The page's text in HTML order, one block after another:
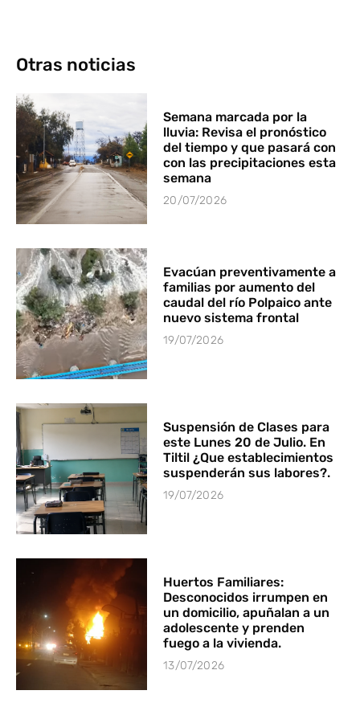
Otras noticias
Semana marcada por la
lluvia: Revisa el pronóstico
del tiempo y que pasará con
con las precipitaciones esta
semana
20/07/2026
Evacúan preventivamente a
familias por aumento del
caudal del río Polpaico ante
nuevo sistema frontal
19/07/2026
Suspensión de Clases para
este Lunes 20 de Julio. En
Tiltil ¿Que establecimientos
suspenderán sus labores?.
19/07/2026
Huertos Familiares:
Desconocidos irrumpen en
un domicilio, apuñalan a un
adolescente y prenden
fuego a la vivienda.
13/07/2026